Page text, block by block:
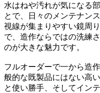
水はねや汚れが気になる
とで、日々のメンテナン
視線が集まりやすい鏡周
で、造作ならではの洗練
のが大きな魅力です。
フルオーダーで一から造
般的な既製品にはない高
と使い勝手、そしてイン